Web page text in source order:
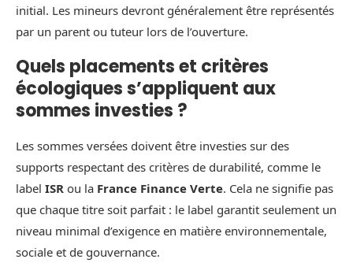
initial. Les mineurs devront généralement être représentés
par un parent ou tuteur lors de l’ouverture.
Quels placements et critères
écologiques s’appliquent aux
sommes investies ?
Les sommes versées doivent être investies sur des
supports respectant des critères de durabilité, comme le
label ISR ou la France Finance Verte. Cela ne signifie pas
que chaque titre soit parfait : le label garantit seulement un
niveau minimal d’exigence en matière environnementale,
sociale et de gouvernance.